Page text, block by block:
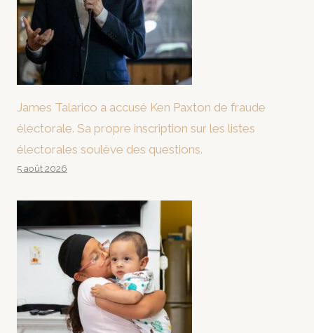
James Talarico a accusé Ken Paxton de fraude
électorale. Sa propre inscription sur les listes
électorales soulève des questions.
5 août 2026